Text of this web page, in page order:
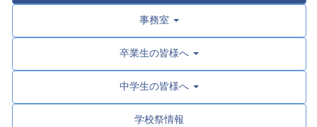
事務室
卒業生の皆様へ
中学生の皆様へ
学校祭情報